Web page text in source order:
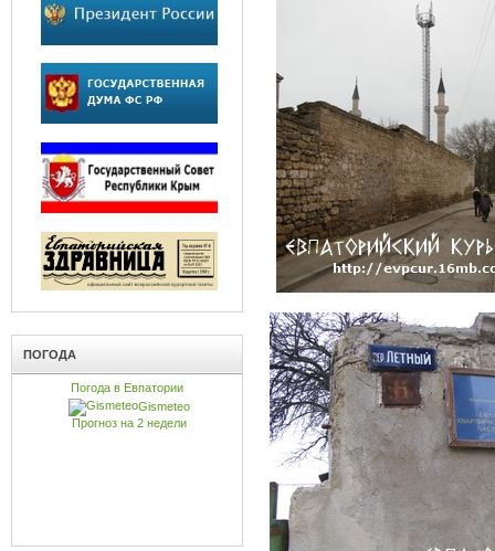
ПОГОДА
Погода в Евпатории
Gismeteo
Прогноз на 2 недели